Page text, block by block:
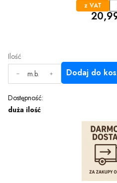
z VAT
Cena
Ilość
m.b.
Dodaj do
Dostępność:
duża ilość